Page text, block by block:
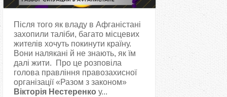
Після того як владу в Афганістані
захопили таліби, багато місцевих
жителів хочуть покинути країну.
Вони налякані й не знають, як їм
далі жити. Про це розповіла
голова правління правозахисної
організації «Разом з законом»
Вікторія Нестеренко у...